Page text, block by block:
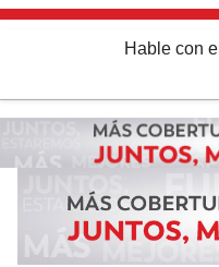
Hable con el